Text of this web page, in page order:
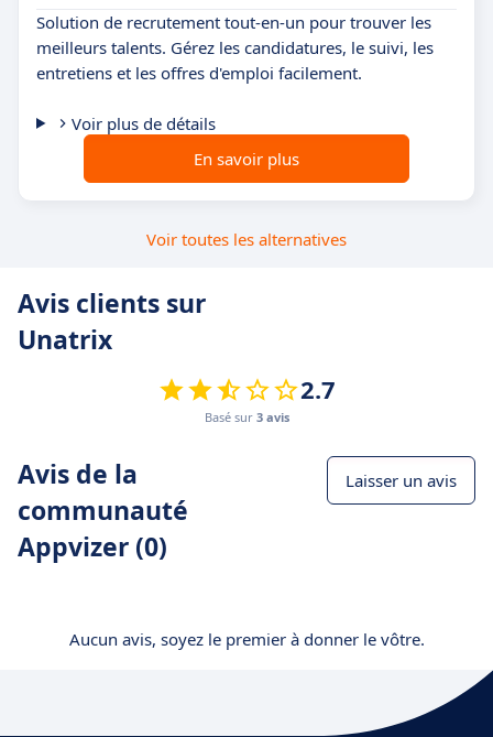
Solution de recrutement tout-en-un pour trouver les
meilleurs talents. Gérez les candidatures, le suivi, les
entretiens et les offres d'emploi facilement.
Voir plus de détails
En savoir plus
Voir toutes les alternatives
Avis clients sur
Unatrix
2.7
Basé sur 3 avis
Avis de la
communauté
Appvizer (0)
Laisser un avis
Aucun avis, soyez le premier à donner le vôtre.